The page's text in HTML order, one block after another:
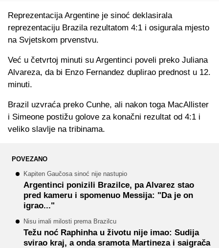
Reprezentacija Argentine je sinoć deklasirala
reprezentaciju Brazila rezultatom 4:1 i osigurala mjesto
na Svjetskom prvenstvu.
Već u četvrtoj minuti su Argentinci poveli preko Juliana
Alvareza, da bi Enzo Fernandez duplirao prednost u 12.
minuti.
Brazil uzvraća preko Cunhe, ali nakon toga MacAllister
i Simeone postižu golove za konačni rezultat od 4:1 i
veliko slavlje na tribinama.
POVEZANO
Kapiten Gaučosa sinoć nije nastupio
Argentinci ponizili Brazilce, pa Alvarez stao
pred kameru i spomenuo Messija: "Da je on
igrao..."
Nisu imali milosti prema Brazilcu
Težu noć Raphinha u životu nije imao: Sudija
svirao kraj, a onda sramota Martineza i saigrača